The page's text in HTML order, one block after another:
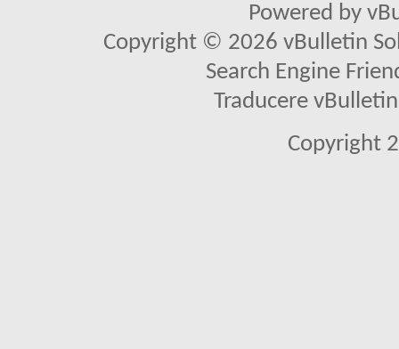
Powered by
Copyright © 2026 vBulletin
Search Engine
Traducere
Copyright